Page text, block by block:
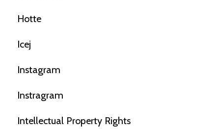
Hotte
Icej
Instagram
Instragram
Intellectual Property Rights